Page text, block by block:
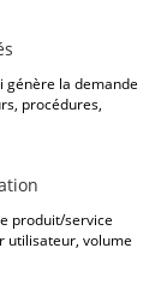
génère la demande
procédures,
produit/service
utilisateur, volume